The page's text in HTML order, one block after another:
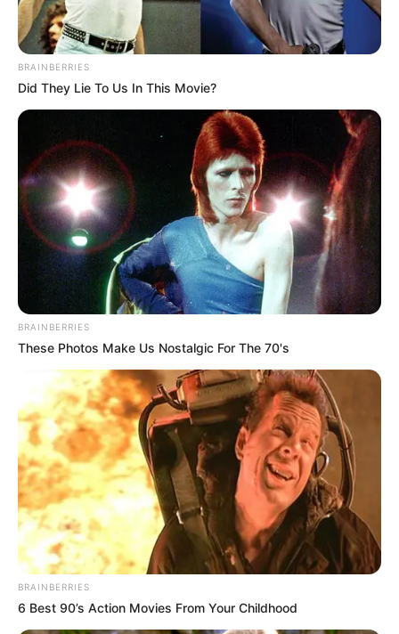
Sulyok Tamás eltávolítását, valamint a
mandátumkorlátozást említette. A megmozdulást
„STOP Önkény” néven hirdették meg.
Vita a mandátumkorlátozás és a hatalmi átalakítás
Gulyás Gergely azt is hangsúlyozta, hogy nem ért
egyet a vagyonvisszaszerzési hivatal felállításának
tervével sem. Szerinte a kormány olyan rendszert
akar létrehozni, amelynek eljárásai felett nem lenne
megfelelő bírósági korlát. Több alkotmányjogász is
figyelmeztetett arra, hogy a Tisza-kormány a
Alaptörvény-módosításról. A szakemberek szerint
a mandátumkorlátozás elfogadása sem sürgető,
„csak, ha valaki előrehozott országgyűlési
választásokat akarna kiírni.”
BRAINBERRIES
Did They Lie To Us In This Movie?
BRAINBERRIES
These Photos Make Us Nostalgic For The 70's
BRAINBERRIES
6 Best 90’s Action Movies From Your Childhood